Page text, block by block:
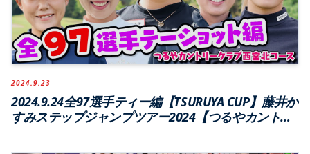
2024.9.23
2024.9.24全97選手ティー編【TSURUYA CUP】藤井か
すみステップジャンプツアー2024【つるやカントリ